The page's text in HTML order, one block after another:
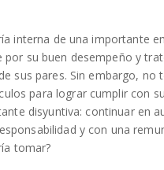
interna de una importante
su buen desempeño y
sus pares. Sin embargo, no
para lograr cumplir con
disyuntiva: continuar en
y con una
tomar?